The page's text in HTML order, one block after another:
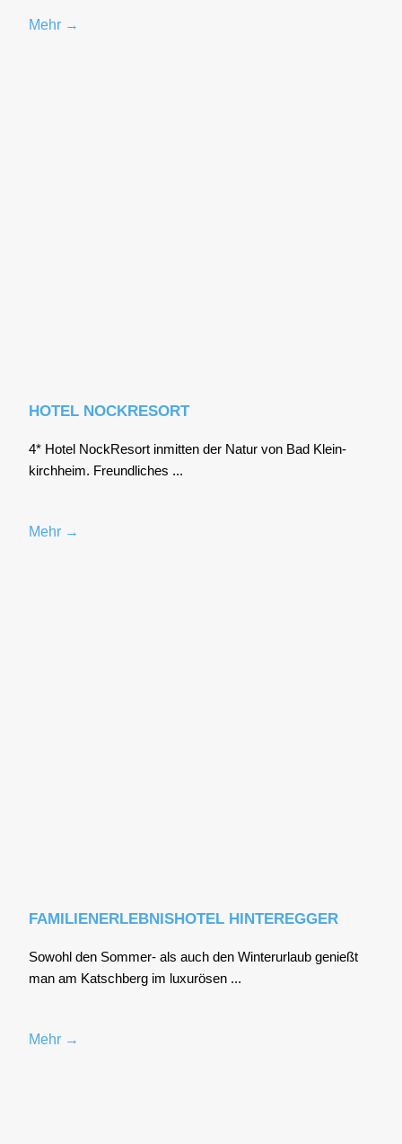
Mehr →
HOTEL NOCKRESORT
4* Hotel Nock­Re­sort inmit­ten der Natur von Bad Klein­
kirch­heim. Freund­li­ches ...
Mehr →
FAMILIENERLEBNISHOTEL HINTEREGGER
Sowohl den Som­mer- als auch den Win­ter­ur­laub genießt
man am Katsch­berg im luxu­rö­sen ...
Mehr →